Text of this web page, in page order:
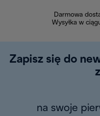
Darmowa
Wysyłka w
Zapisz się do
na swoje